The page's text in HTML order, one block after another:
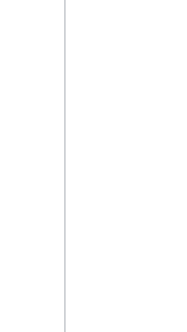
Muchos
pagos, usar el
aprovisionan
mantener